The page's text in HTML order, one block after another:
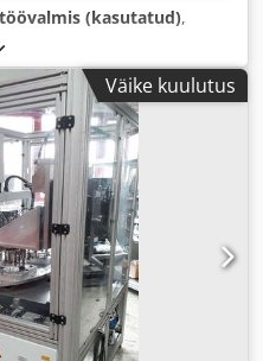
töövalmis (kasutatud),
Väike kuulutus